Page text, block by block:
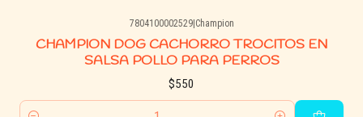
📊 Análisis garantizado:
Grasa cruda: 2%
7804100002529| Champion
CHAMPION DOG CACHORRO TROCITOS EN
SALSA POLLO PARA PERROS
$550